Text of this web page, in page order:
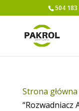
504 183
Strona główna
“Rozwadniacz